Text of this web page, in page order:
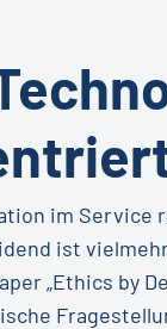
im
ist
„Ethics by